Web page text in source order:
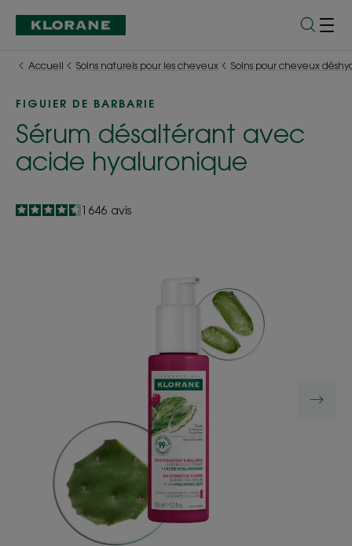
Accueil Soins naturels pour les cheveux Soins pour cheveux
FIGUIER DE BARBARIE
Sérum désaltérant avec
acide hyaluronique
4.5
/51 646 avis